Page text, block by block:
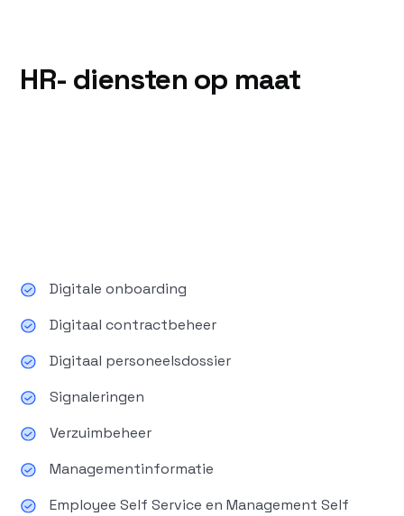
HR- diensten op maat
Digitale onboarding
Digitaal contractbeheer
Digitaal personeelsdossier
Signaleringen
Verzuimbeheer
Managementinformatie
Employee Self Service en Management Self